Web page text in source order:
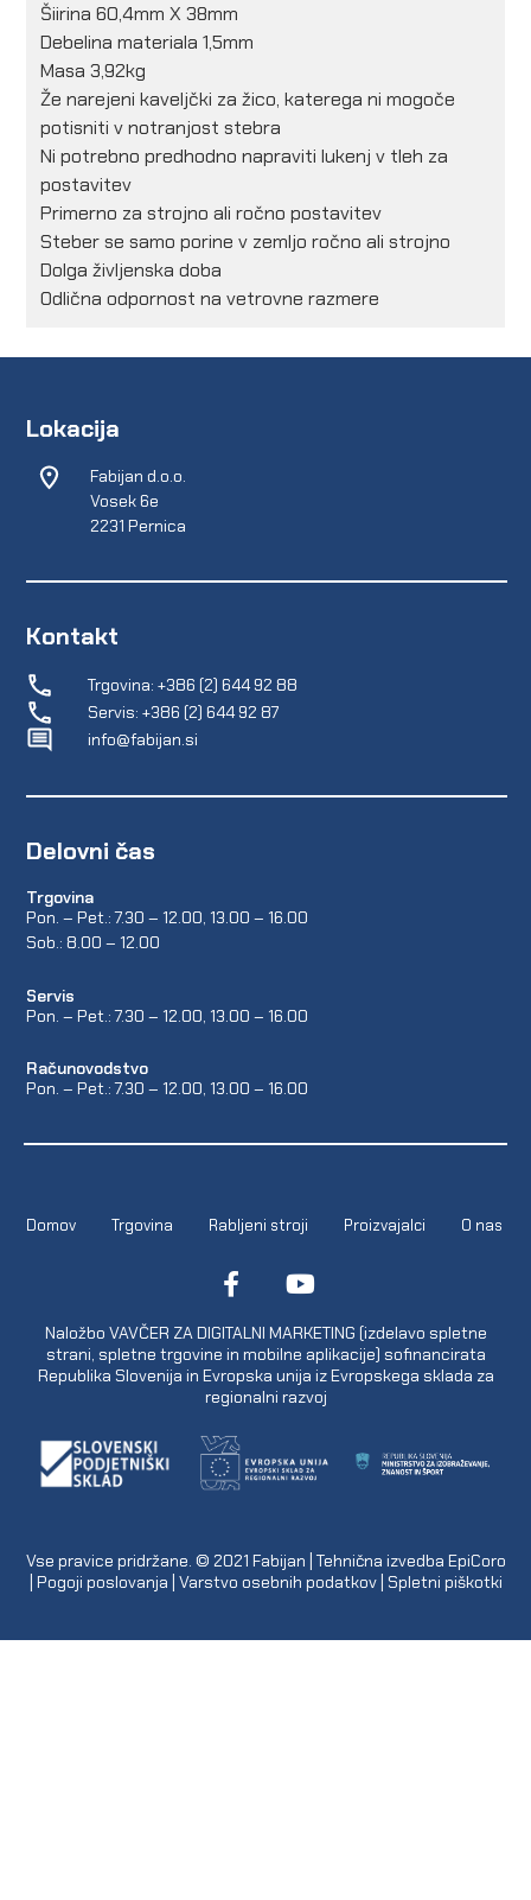
Šiirina 60,4mm X 38mm
Debelina materiala 1,5mm
Masa 3,92kg
Že narejeni kaveljčki za žico, katerega ni mogoče
potisniti v notranjost stebra
Ni potrebno predhodno napraviti lukenj v tleh za
postavitev
Primerno za strojno ali ročno postavitev
Steber se samo porine v zemljo ročno ali strojno
Dolga življenska doba
Odlična odpornost na vetrovne razmere
Lokacija
Fabijan d.o.o.
Vosek 6e
2231 Pernica
Kontakt
Trgovina: +386 (2) 644 92 88
Servis: +386 (2) 644 92 87
info@fabijan.si
Delovni čas
Trgovina
Pon. – Pet.: 7.30 – 12.00, 13.00 – 16.00
Sob.: 8.00 – 12.00
Servis
Pon. – Pet.: 7.30 – 12.00, 13.00 – 16.00
Računovodstvo
Pon. – Pet.: 7.30 – 12.00, 13.00 – 16.00
Domov Trgovina Rabljeni stroji Proizvajalci O nas
Naložbo VAVČER ZA DIGITALNI MARKETING (izdelavo spletne
strani, spletne trgovine in mobilne aplikacije) sofinancirata
Republika Slovenija in Evropska unija iz Evropskega sklada za
regionalni razvoj
Vse pravice pridržane. © 2021 Fabijan | Tehnična izvedba EpiCoro
Pogoji poslovanja Varstvo osebnih podatkov| Spletni piškotki